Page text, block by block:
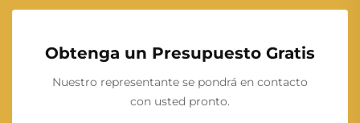
Obtenga un Presupuesto Gratis
Nuestro representante se pondrá en contacto
con usted pronto.